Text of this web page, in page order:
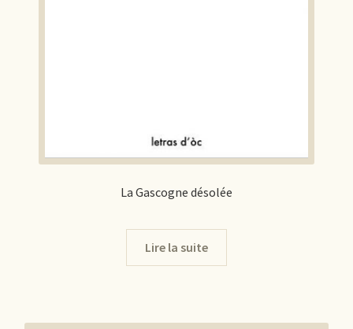
La Gascogne désolée
Lire la suite